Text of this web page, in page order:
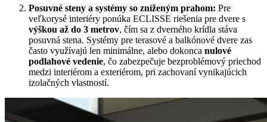
Posuvné steny a systémy so zníženým prahom: Pre
veľkorysé interiéry ponúka ECLISSE riešenia pre dvere s
výškou až do 3 metrov, čím sa z dverného krídla stáva
posuvná stena. Systémy pre terasové a balkónové dvere zas
často využívajú len minimálne, alebo dokonca nulové
podlahové vedenie, čo zabezpečuje bezproblémový priechod
medzi interiérom a exteriérom, pri zachovaní vynikajúcich
izolačných vlastností.